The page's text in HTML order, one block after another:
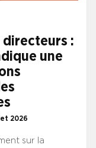
directeurs :
une
2026
sur la